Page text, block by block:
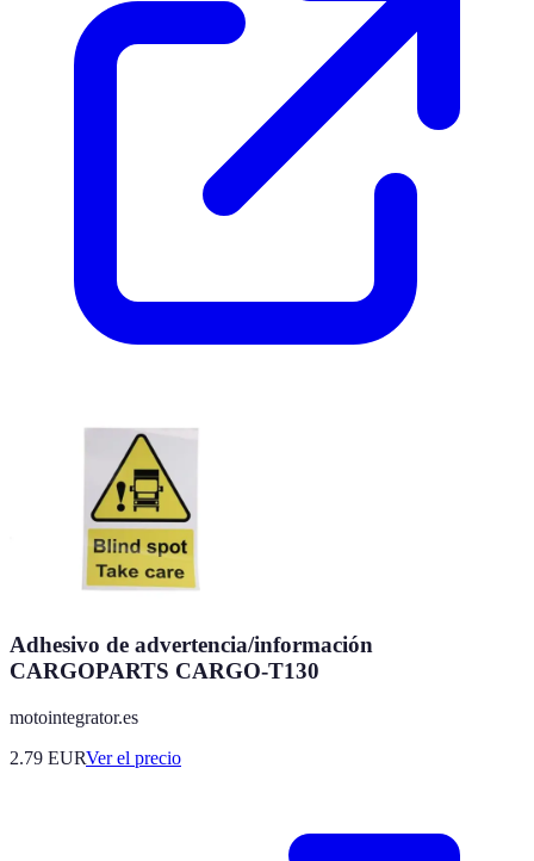
Adhesivo de advertencia/información
CARGOPARTS CARGO-T130
motointegrator.es
2.79 EURVer el precio